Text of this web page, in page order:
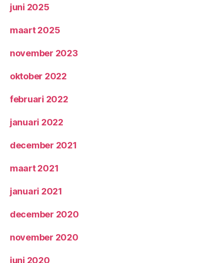
juni 2025
maart 2025
november 2023
oktober 2022
februari 2022
januari 2022
december 2021
maart 2021
januari 2021
december 2020
november 2020
juni 2020